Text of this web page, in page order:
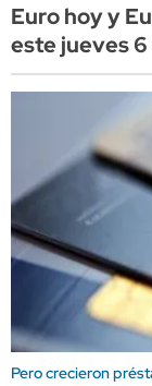
Euro hoy y
este jueves
Pero crecieron